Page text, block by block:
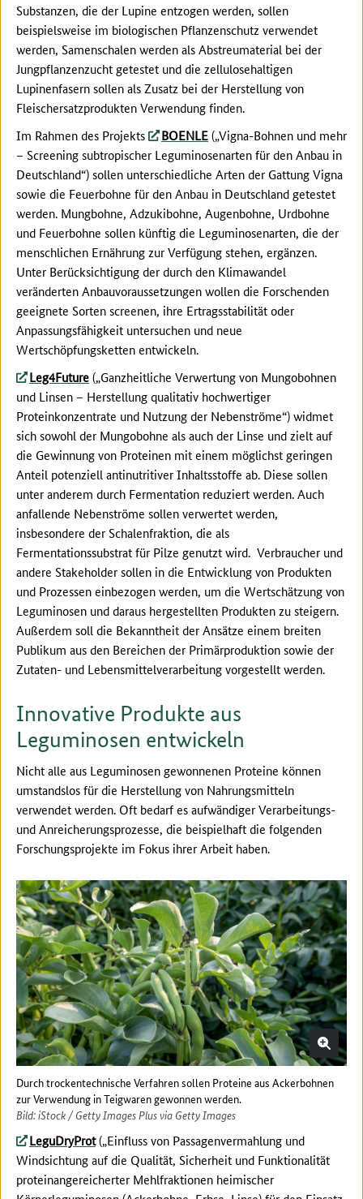
Substanzen, die der Lupine entzogen werden, sollen
beispielsweise im biologischen Pflanzenschutz verwendet
werden, Samenschalen werden als Abstreumaterial bei der
Jungpflanzenzucht getestet und die zellulosehaltigen
Lupinenfasern sollen als Zusatz bei der Herstellung von
Fleischersatzprodukten Verwendung finden.
Im Rahmen des Projekts
BOENLE(„Vigna-Bohnen und mehr
– Screening subtropischer Leguminosenarten für den Anbau in
Deutschland“) sollen unterschiedliche Arten der Gattung Vigna
sowie die Feuerbohne für den Anbau in Deutschland getestet
werden. Mungbohne, Adzukibohne, Augenbohne, Urdbohne
und Feuerbohne sollen künftig die Leguminosenarten, die der
menschlichen Ernährung zur Verfügung stehen, ergänzen.
Unter Berücksichtigung der durch den Klimawandel
veränderten Anbauvoraussetzungen wollen die Forschenden
geeignete Sorten screenen, ihre Ertragsstabilität oder
Anpassungsfähigkeit untersuchen und neue
Wertschöpfungsketten entwickeln.
Leg4Future(„Ganzheitliche Verwertung von Mungobohnen
und Linsen – Herstellung qualitativ hochwertiger
Proteinkonzentrate und Nutzung der Nebenströme“) widmet
sich sowohl der Mungobohne als auch der Linse und zielt auf
die Gewinnung von Proteinen mit einem möglichst geringen
Anteil potenziell antinutritiver Inhaltsstoffe ab. Diese sollen
unter anderem durch Fermentation reduziert werden. Auch
anfallende Nebenströme sollen verwertet werden,
insbesondere der Schalenfraktion, die als
Fermentationssubstrat für Pilze genutzt wird. Verbraucher und
andere Stakeholder sollen in die Entwicklung von Produkten
und Prozessen einbezogen werden, um die Wertschätzung von
Leguminosen und daraus hergestellten Produkten zu steigern.
Außerdem soll die Bekanntheit der Ansätze einem breiten
Publikum aus den Bereichen der Primärproduktion sowie der
Zutaten- und Lebensmittelverarbeitung vorgestellt werden.
Innovative Produkte aus
Leguminosen entwickeln
Nicht alle aus Leguminosen gewonnenen Proteine können
umstandslos für die Herstellung von Nahrungsmitteln
verwendet werden. Oft bedarf es aufwändiger Verarbeitungs-
und Anreicherungsprozesse, die beispielhaft die folgenden
Forschungsprojekte im Fokus ihrer Arbeit haben.
Durch trockentechnische Verfahren sollen Proteine aus Ackerbohnen
zur Verwendung in Teigwaren gewonnen werden.
Bild: iStock / Getty Images Plus via Getty Images
LeguDryProt(„Einfluss von Passagenvermahlung und
Windsichtung auf die Qualität, Sicherheit und Funktionalität
proteinangereicherter Mehlfraktionen heimischer